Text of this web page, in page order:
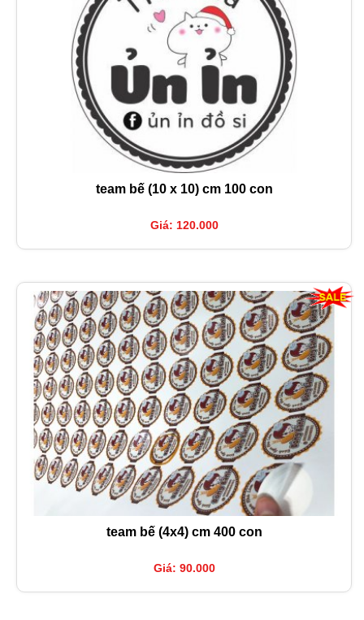
team bế (10 x 10) cm 100 con
Giá: 120.000
team bế (4x4) cm 400 con
Giá: 90.000